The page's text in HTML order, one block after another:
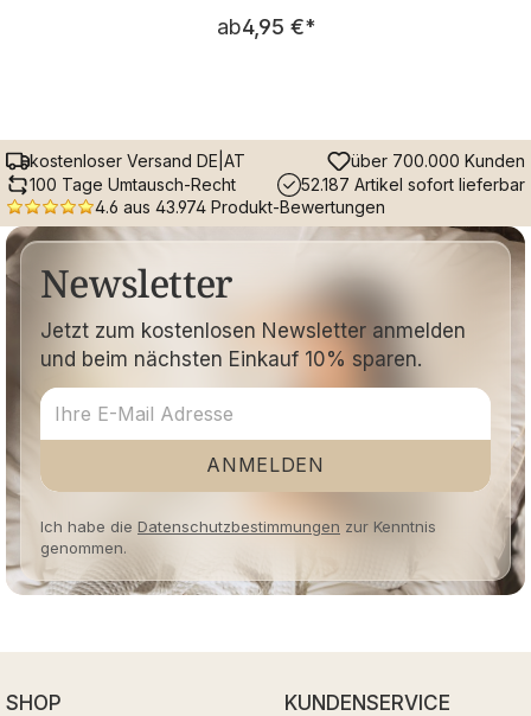
Regulärer Preis:
ab4,95 €*
kostenloser Versand DE|AT
über 700.000 Kunden
100 Tage Umtausch-Recht
52.187 Artikel sofort lieferbar
4.6 aus 43.974 Produkt-Bewertungen
Newsletter
Jetzt zum kostenlosen Newsletter anmelden
und beim nächsten Einkauf 10% sparen.
ANMELDEN
Ich habe die Datenschutzbestimmungen zur Kenntnis
genommen.
SHOP KUNDENSERVICE